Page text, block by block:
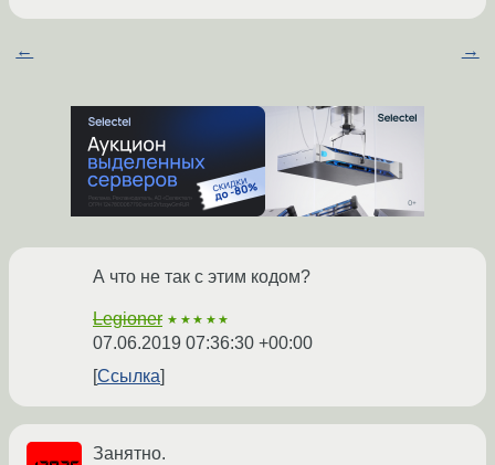
← →
А что не так с этим кодом?
Legioner ★★★★★
07.06.2019 07:36:30 +00:00
Ссылка
Занятно.